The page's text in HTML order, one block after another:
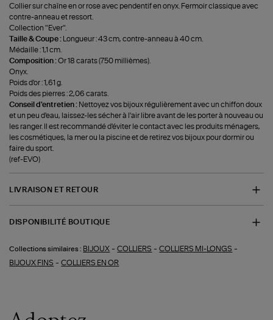
Collier sur chaîne en or rose avec pendentif en onyx. Fermoir classique avec
contre-anneau et ressort.
Collection "Ever".
Taille & Coupe :
Longueur : 43 cm, contre-anneau à 40 cm.
Médaille : 1,1 cm.
Composition :Or 18 carats (750 millièmes).
Onyx.
Poids d'or : 1,61 g.
Poids des pierres : 2,06 carats.
Conseil d'entretien : Nettoyez vos bijoux régulièrement avec un chiffon doux
et un peu d'eau, laissez-les sécher à l'air libre avant de les porter à nouveau ou
les ranger. Il est recommandé d'éviter le contact avec les produits ménagers,
les cosmétiques, la mer ou la piscine et de retirez vos bijoux pour dormir ou
faire du sport.
(ref-EVO)
LIVRAISON ET RETOUR
DISPONIBILITÉ BOUTIQUE
Collections similaires : BIJOUX -COLLIERS -COLLIERS MI-LONGS -
BIJOUX FINS -COLLIERS EN OR